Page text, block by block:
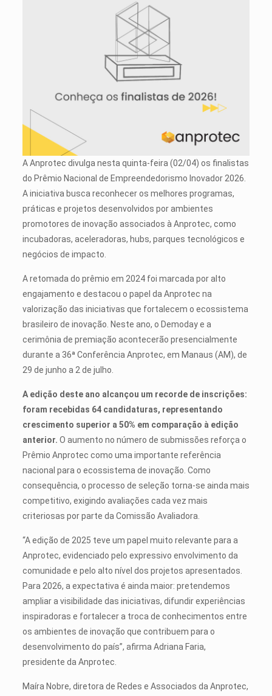
A Anprotec divulga nesta quinta-feira (02/04) os finalistas
do Prêmio Nacional de Empreendedorismo Inovador 2026.
A iniciativa busca reconhecer os melhores programas,
práticas e projetos desenvolvidos por ambientes
promotores de inovação associados à Anprotec, como
incubadoras, aceleradoras, hubs, parques tecnológicos e
negócios de impacto.
A retomada do prêmio em 2024 foi marcada por alto
engajamento e destacou o papel da Anprotec na
valorização das iniciativas que fortalecem o ecossistema
brasileiro de inovação. Neste ano, o Demoday e a
cerimônia de premiação acontecerão presencialmente
durante a 36ª Conferência Anprotec, em Manaus (AM), de
29 de junho a 2 de julho.
A edição deste ano alcançou um recorde de inscrições:
foram recebidas 64 candidaturas, representando
crescimento superior a 50% em comparação à edição
anterior. O aumento no número de submissões reforça o
Prêmio Anprotec como uma importante referência
nacional para o ecossistema de inovação. Como
consequência, o processo de seleção torna-se ainda mais
competitivo, exigindo avaliações cada vez mais
criteriosas por parte da Comissão Avaliadora.
“A edição de 2025 teve um papel muito relevante para a
Anprotec, evidenciado pelo expressivo envolvimento da
comunidade e pelo alto nível dos projetos apresentados.
Para 2026, a expectativa é ainda maior: pretendemos
ampliar a visibilidade das iniciativas, difundir experiências
inspiradoras e fortalecer a troca de conhecimentos entre
os ambientes de inovação que contribuem para o
desenvolvimento do país”, afirma Adriana Faria,
presidente da Anprotec.
Maíra Nobre, diretora de Redes e Associados da Anprotec,